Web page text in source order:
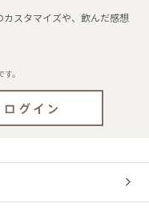
スタマイズや、飲んだ感想
。